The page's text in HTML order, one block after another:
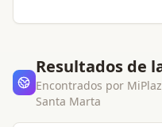
Resultados de
Encontrados por
Santa Marta